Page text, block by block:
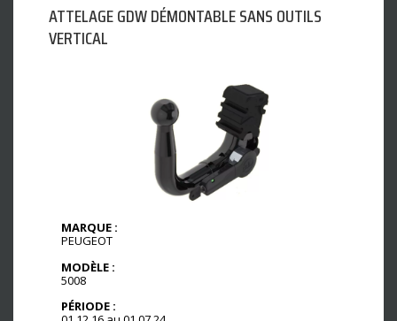
ATTELAGE GDW DÉMONTABLE SANS OUTILS
VERTICAL
MARQUE :
PEUGEOT
MODÈLE :
5008
PÉRIODE :